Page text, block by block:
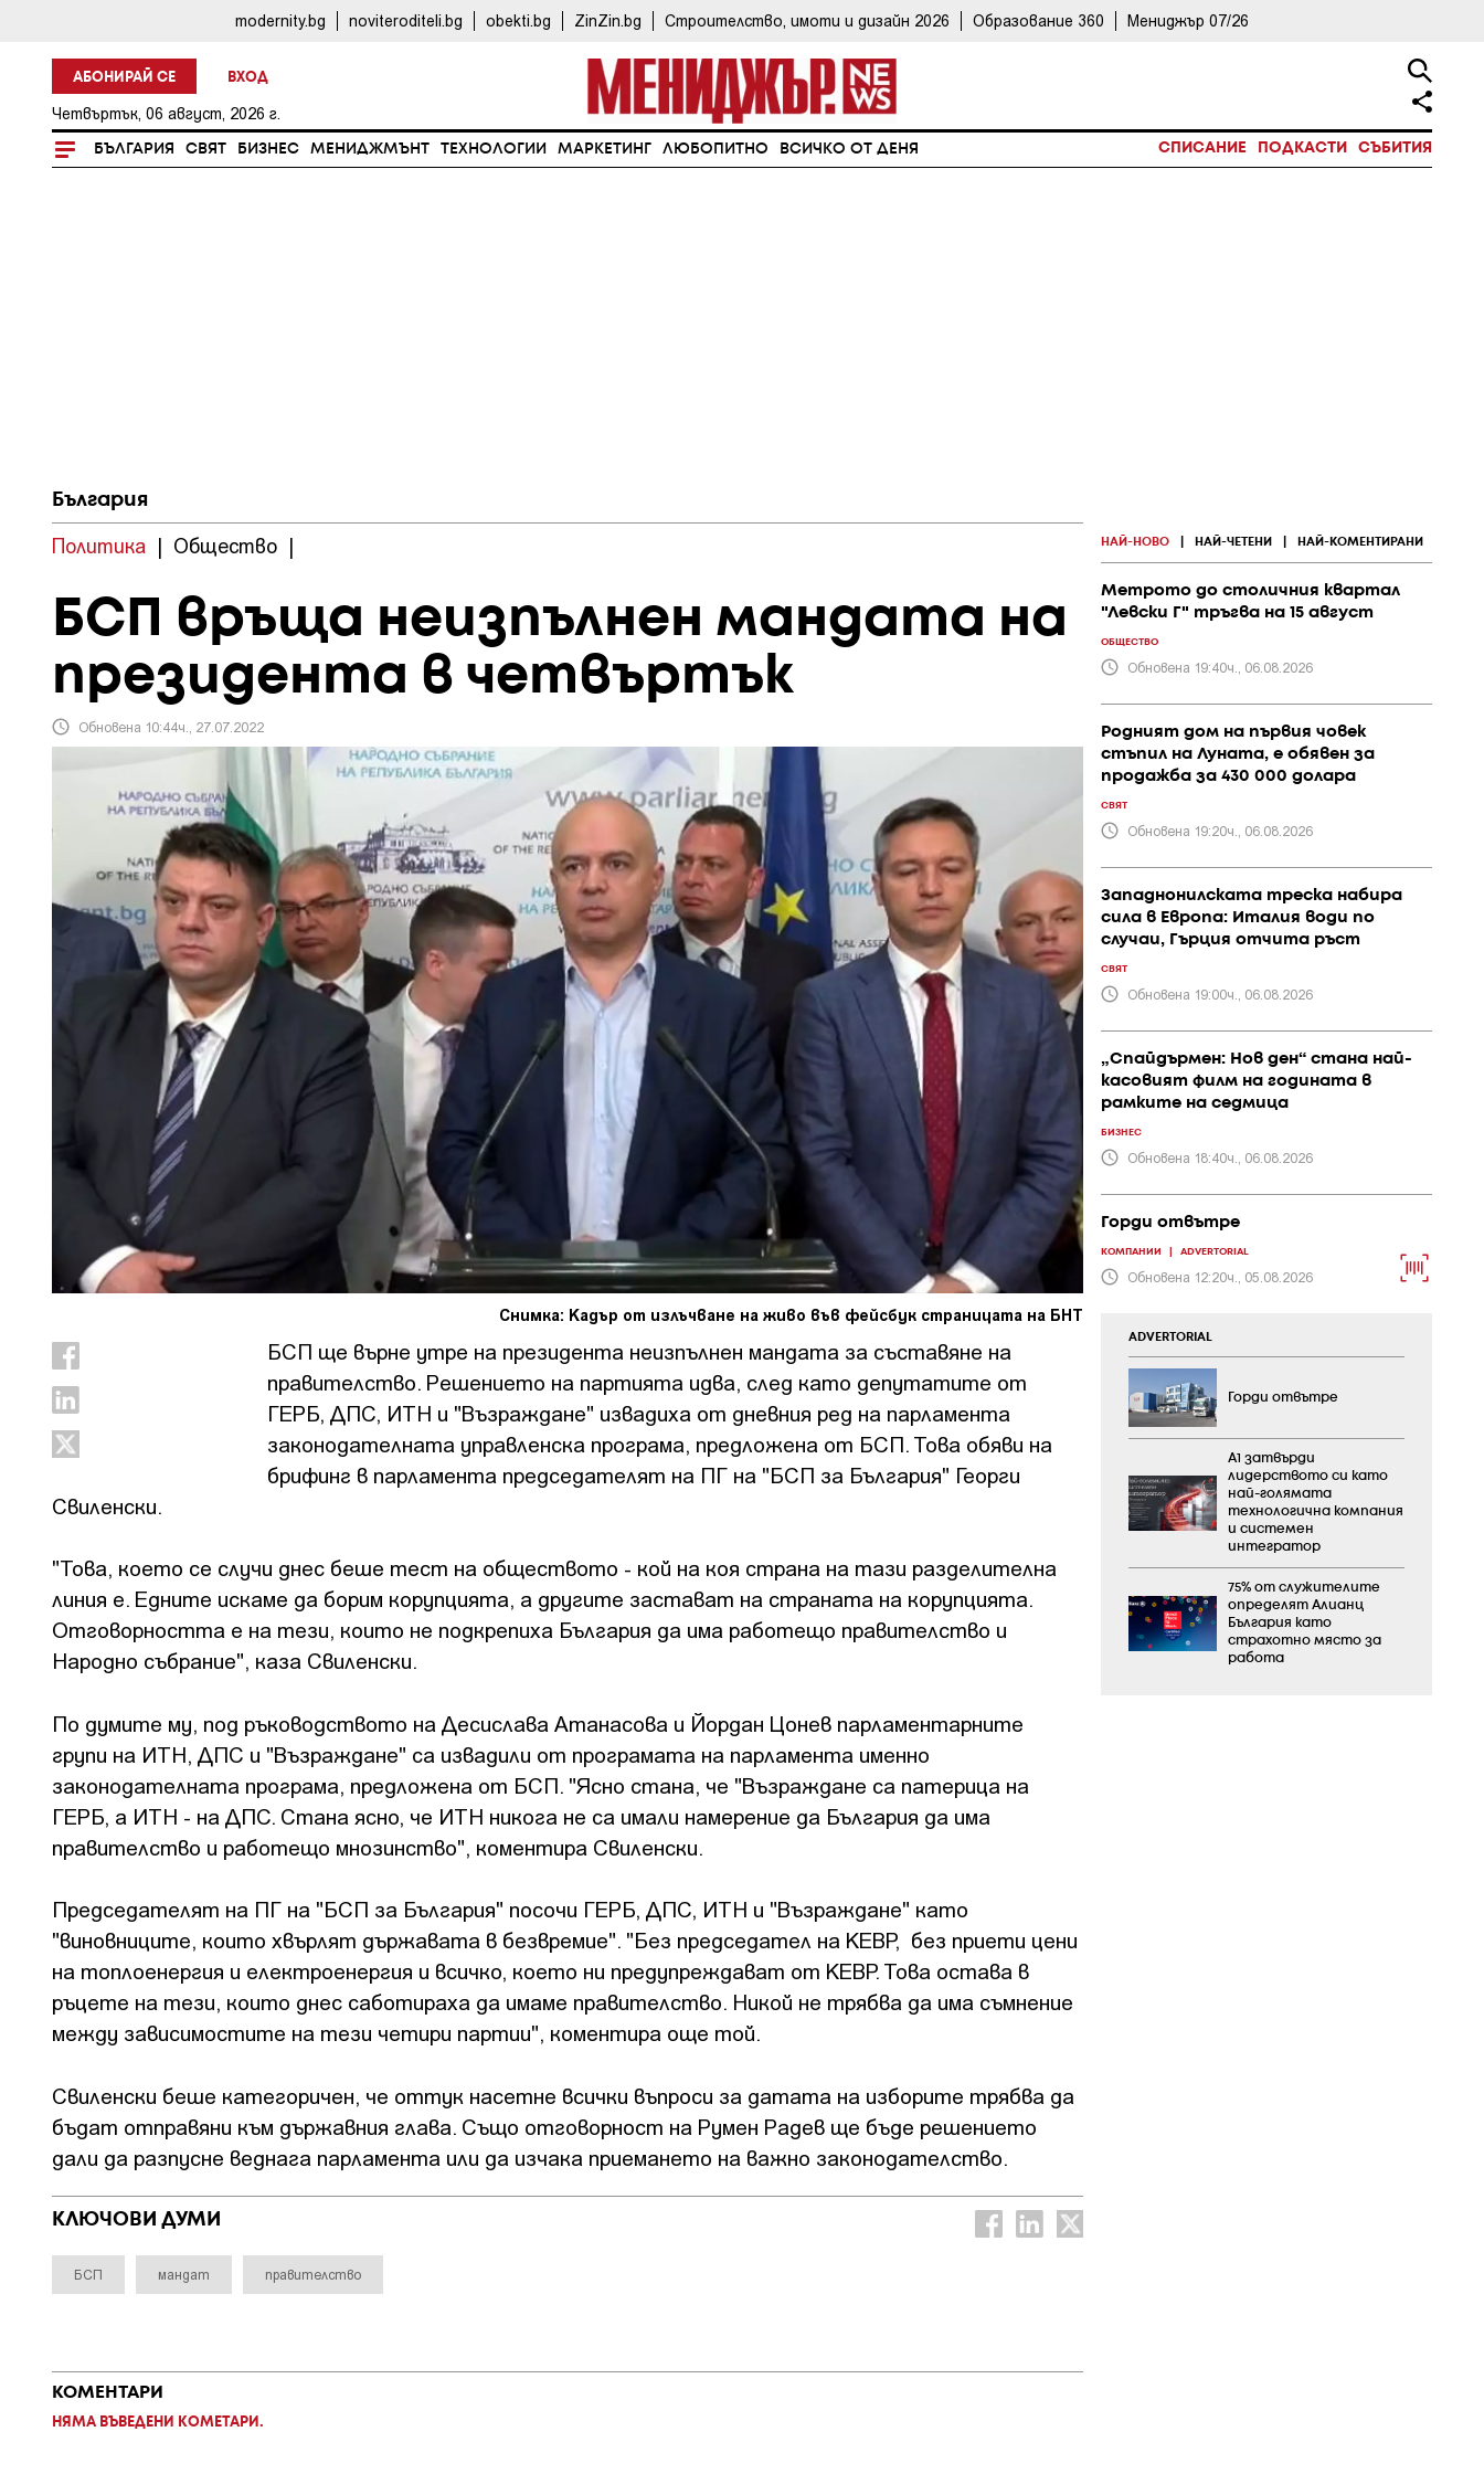
modernity.bg noviteroditeli.bg obekti.bg ZinZin.bg Строителство, имоти и дизайн 2026 Образование 360 Мениджър 07/26
АБОНИРАЙ СЕ ВХОД
Четвъртък, 06 август, 2026 г.
БЪЛГАРИЯ СВЯТ БИЗНЕС МЕНИДЖМЪНТ ТЕХНОЛОГИИ МАРКЕТИНГ ЛЮБОПИТНО ВСИЧКО ОТ ДЕНЯ СПИСАНИЕ ПОДКАСТИ СЪБИТИЯ
България
Политика | Общество |
БСП връща неизпълнен мандата на
президента в четвъртък
Обновена 10:44ч., 27.07.2022
Снимка: Кадър от излъчване на живо във фейсбук страницата на БНТ
БСП ще върне утре на президента неизпълнен мандата за съставяне на
правителство. Решението на партията идва, след като депутатите от
ГЕРБ, ДПС, ИТН и "Възраждане" извадиха от дневния ред на парламента
законодателната управленска програма, предложена от БСП. Това обяви на
брифинг в парламента председателят на ПГ на "БСП за България" Георги
Свиленски.
"Това, което се случи днес беше тест на обществото - кой на коя страна на тази разделителна
линия е. Едните искаме да борим корупцията, а другите застават на страната на корупцията.
Отговорността е на тези, които не подкрепиха България да има работещо правителство и
Народно събрание", каза Свиленски.
По думите му, под ръководството на Десислава Атанасова и Йордан Цонев парламентарните
групи на ИТН, ДПС и "Възраждане" са извадили от програмата на парламента именно
законодателната програма, предложена от БСП. "Ясно стана, че "Възраждане са патерица на
ГЕРБ, а ИТН - на ДПС. Стана ясно, че ИТН никога не са имали намерение да България да има
правителство и работещо мнозинство", коментира Свиленски.
Председателят на ПГ на "БСП за България" посочи ГЕРБ, ДПС, ИТН и "Възраждане" като
"виновниците, които хвърлят държавата в безвремие". "Без председател на КЕВР, без приети цени
на топлоенергия и електроенергия и всичко, което ни предупреждават от КЕВР. Това остава в
ръцете на тези, които днес саботираха да имаме правителство. Никой не трябва да има съмнение
между зависимостите на тези четири партии", коментира още той.
Свиленски беше категоричен, че оттук насетне всички въпроси за датата на изборите трябва да
бъдат отправяни към държавния глава. Също отговорност на Румен Радев ще бъде решението
дали да разпусне веднага парламента или да изчака приемането на важно законодателство.
КЛЮЧОВИ ДУМИ
БСП мандат правителство
КОМЕНТАРИ
НЯМА ВЪВЕДЕНИ КОМЕТАРИ.
НАЙ-НОВО НАЙ-ЧЕТЕНИ НАЙ-КОМЕНТИРАНИ
Метрото до столичния квартал
"Левски Г" тръгва на 15 август
ОБЩЕСТВО
Обновена 19:40ч., 06.08.2026
Родният дом на първия човек
стъпил на Луната, е обявен за
продажба за 430 000 долара
СВЯТ
Обновена 19:20ч., 06.08.2026
Западнонилската треска набира
сила в Европа: Италия води по
случаи, Гърция отчита ръст
СВЯТ
Обновена 19:00ч., 06.08.2026
„Спайдърмен: Нов ден“ стана най-
касовият филм на годината в
рамките на седмица
БИЗНЕС
Обновена 18:40ч., 06.08.2026
Горди отвътре
КОМПАНИИ ADVERTORIAL
Обновена 12:20ч., 05.08.2026
ADVERTORIAL
Горди отвътре
А1 затвърди
лидерството си като
най-голямата
технологична компания
и системен
интегратор
75% от служителите
определят Алианц
България като
страхотно място за
работа